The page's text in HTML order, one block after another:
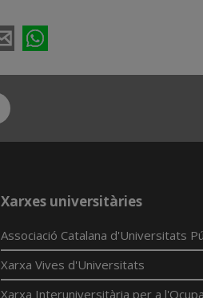
Bluesky
Xarxes universitàries
Associació Catalana d'Universitats
Xarxa Vives d'Universitats
Xarxa Interuniversitària per a